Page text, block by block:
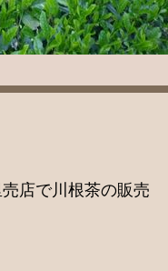
店で川根茶の販売